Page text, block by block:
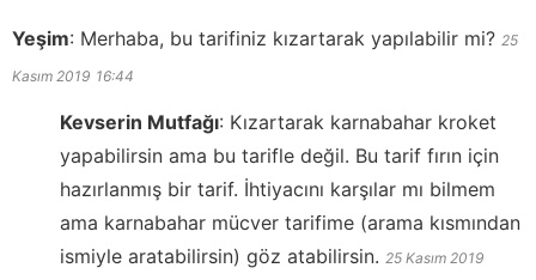
Yeşim: Merhaba, bu tarifiniz kızartarak yapılabilir mi? 25
Kasım 2019 16:44
Kevserin Mutfağı: Kızartarak karnabahar kroket
yapabilirsin ama bu tarifle değil. Bu tarif fırın için
hazırlanmış bir tarif. İhtiyacını karşılar mı bilmem
ama karnabahar mücver tarifime (arama kısmından
ismiyle aratabilirsin) göz atabilirsin. 25 Kasım 2019